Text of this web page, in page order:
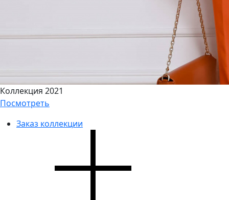
Коллекция 2021
Посмотреть
Заказ коллекции